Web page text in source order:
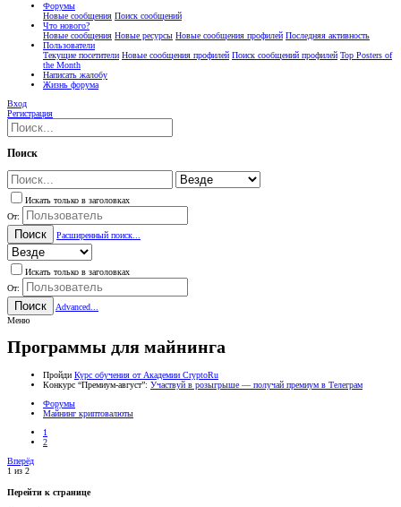
Форумы
Новые сообщения Поиск сообщений
Что нового?
Новые сообщения Новые ресурсы Новые сообщения профилей Последняя активность
Пользователи
Текущие посетители Новые сообщения профилей Поиск сообщений профилей Top Posters of
the Month
Написать жалобу
Жизнь форума
Вход
Регистрация
Поиск
Искать только в заголовках
От:
Поиск Расширенный поиск...
Искать только в заголовках
От:
Поиск
Advanced...
Меню
Программы для майнинга
Пройди Курс обучения от Академии CryptoRu
Конкурс “Премиум-август”: Участвуй в розыгрыше — получай премиум в Телеграм
Форумы
Майнинг криптовалюты
1
2
Вперёд
1 из 2
Перейти к странице